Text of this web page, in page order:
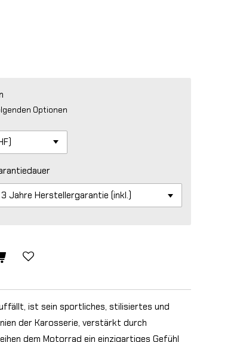
Optionen
ist sein sportliches, stilisiertes und
der Karosserie, verstärkt durch
dem Motorrad ein einzigartiges Gefühl